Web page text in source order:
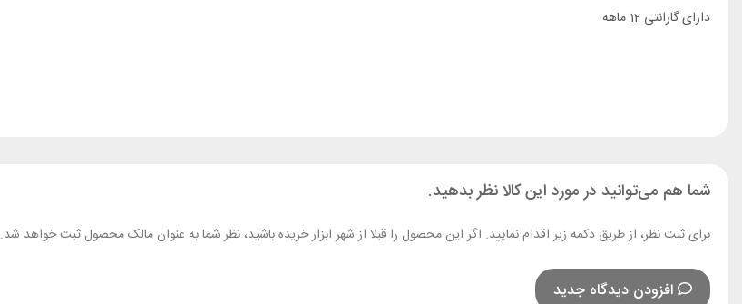
دارای گارانتی 12 ماهه
شما هم می‌توانید در مورد این کالا نظر بدهید.
برای ثبت نظر، از طریق دکمه زیر اقدام نمایید. اگر این محصول را قبلا از شهر ابزار خریده باشید، نظر شما به عنوان مالک محصول ثبت خواهد شد.
افزودن دیدگاه جدید